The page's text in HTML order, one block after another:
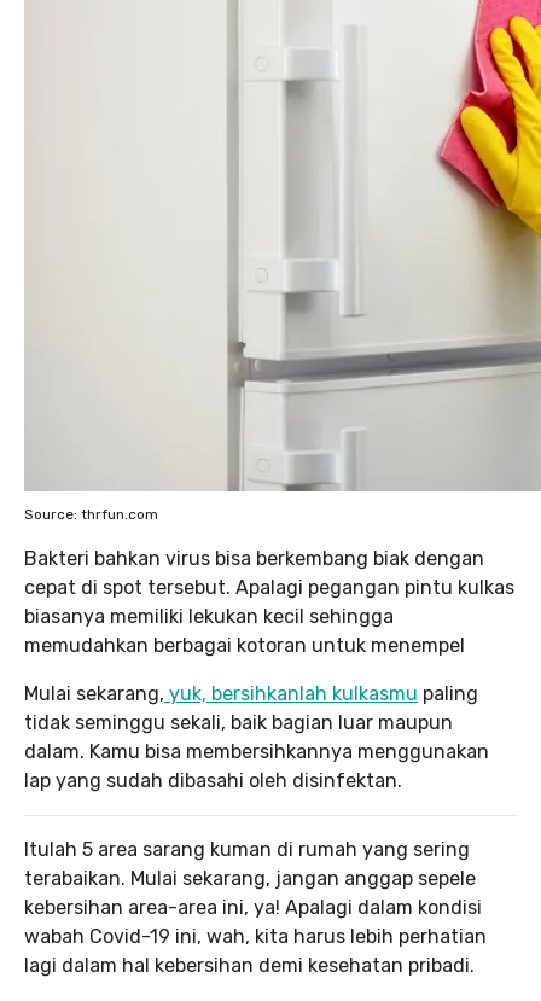
Source: thrfun.com
Bakteri bahkan virus bisa berkembang biak dengan
cepat di spot tersebut. Apalagi pegangan pintu kulkas
biasanya memiliki lekukan kecil sehingga
memudahkan berbagai kotoran untuk menempel
Mulai sekarang, yuk, bersihkanlah kulkasmu paling
tidak seminggu sekali, baik bagian luar maupun
dalam. Kamu bisa membersihkannya menggunakan
lap yang sudah dibasahi oleh disinfektan.
Itulah 5 area sarang kuman di rumah yang sering
terabaikan. Mulai sekarang, jangan anggap sepele
kebersihan area-area ini, ya! Apalagi dalam kondisi
wabah Covid-19 ini, wah, kita harus lebih perhatian
lagi dalam hal kebersihan demi kesehatan pribadi.